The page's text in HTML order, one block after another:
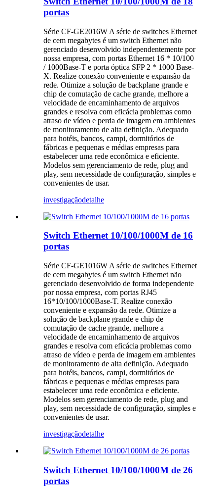
portas
Série CF-GE2016W A série de switches Ethernet
de cem megabytes é um switch Ethernet não
gerenciado desenvolvido independentemente por
nossa empresa, com portas Ethernet 16 * 10/100
/ 1000Base-T e porta óptica SFP 2 * 1000 Base-
X. Realize conexão conveniente e expansão da
rede. Otimize a solução de backplane grande e
chip de comutação de cache grande, melhore a
velocidade de encaminhamento de arquivos
grandes e resolva com eficácia problemas como
atraso de vídeo e perda de imagem em ambientes
de monitoramento de alta definição. Adequado
para hotéis, bancos, campi, dormitórios de
fábricas e pequenas e médias empresas para
estabelecer uma rede econômica e eficiente.
Modelos sem gerenciamento de rede, plug and
play, sem necessidade de configuração, simples e
convenientes de usar.
investigaçãodetalhe
Switch Ethernet 10/100/1000M de 16
portas
Série CF-GE1016W A série de switches Ethernet
de cem megabytes é um switch Ethernet não
gerenciado desenvolvido de forma independente
por nossa empresa, com portas RJ45
16*10/100/1000Base-T. Realize conexão
conveniente e expansão da rede. Otimize a
solução de backplane grande e chip de
comutação de cache grande, melhore a
velocidade de encaminhamento de arquivos
grandes e resolva com eficácia problemas como
atraso de vídeo e perda de imagem em ambientes
de monitoramento de alta definição. Adequado
para hotéis, bancos, campi, dormitórios de
fábricas e pequenas e médias empresas para
estabelecer uma rede econômica e eficiente.
Modelos sem gerenciamento de rede, plug and
play, sem necessidade de configuração, simples e
convenientes de usar.
investigaçãodetalhe
Switch Ethernet 10/100/1000M de 26
portas